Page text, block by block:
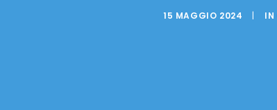
15 MAGGIO 2024 | IN